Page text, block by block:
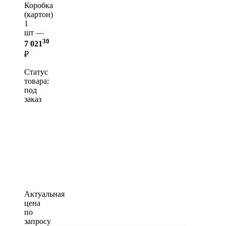
Коробка
(картон)
1
шт —
7 02130
₽
Статус
товара:
под
заказ
Актуальная
цена
по
запросу